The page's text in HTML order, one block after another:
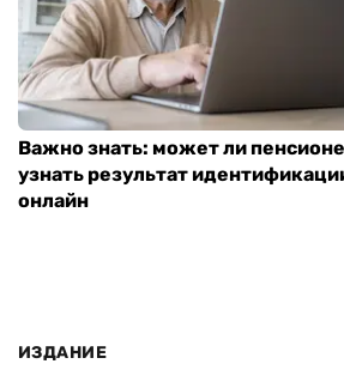
Важно знать: может ли
узнать результат
онлайн
ИЗДАНИЕ